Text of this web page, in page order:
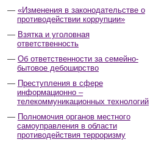
«Изменения в законодательстве о
противодействии коррупции»
Взятка и уголовная
ответственность
Об ответственности за семейно-
бытовое дебоширство
Преступления в сфере
информационно –
телекоммуникационных технологий
Полномочия органов местного
самоуправления в области
противодействия терроризму